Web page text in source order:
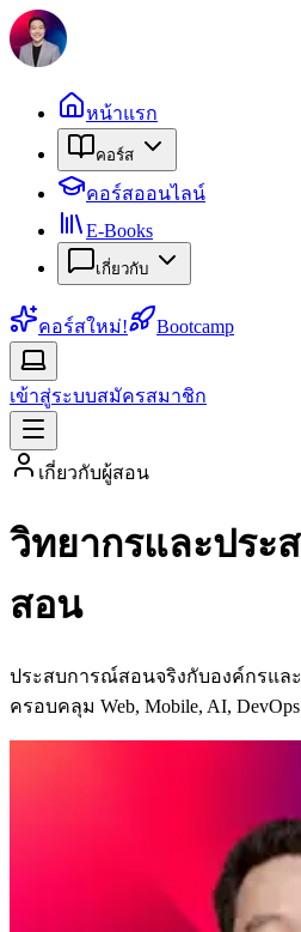
หน้าแรก
คอร์ส
คอร์สออนไลน์
E-Books
เกี่ยวกับ
คอร์สใหม่! Bootcamp
เข้าสู่ระบบสมัครสมาชิก
เกี่ยวกับผู้สอน
วิทยากรและประ
สอน
ประสบการณ์สอนจริงกับองค์กรแล
ครอบคลุม Web, Mobile, AI,